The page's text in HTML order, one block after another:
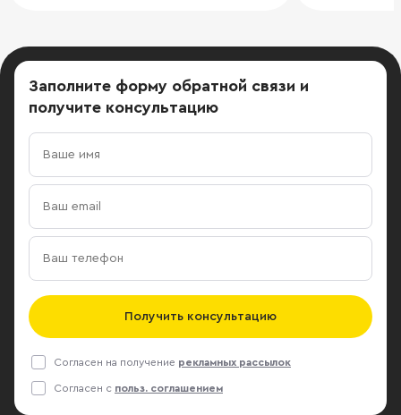
Заполните форму обратной связи и
получите консультацию
Получить консультацию
Согласен на получение рекламных рассылок
Согласен с польз. соглашением